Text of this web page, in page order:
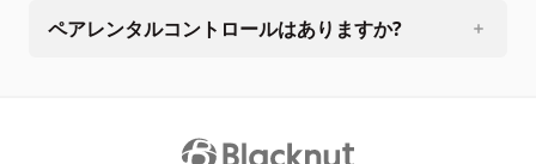
ペアレンタルコントロールはありますか?